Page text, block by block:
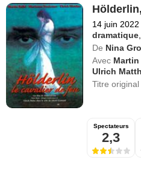
14 juin 2022
dramatique
De Nina
Avec
Ulrich
Titre original
Spectateurs
2,3